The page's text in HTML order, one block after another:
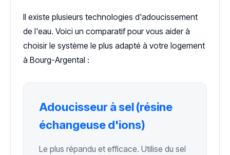
Il existe plusieurs technologies d'adoucissement
de l'eau. Voici un comparatif pour vous aider à
choisir le système le plus adapté à votre logement
à Bourg-Argental :
Adoucisseur à sel (résine
échangeuse d'ions)
Le plus répandu et efficace. Utilise du sel